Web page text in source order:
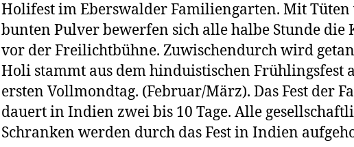
Holifest im Eberswalder Familiengarten. Mit
bunten Pulver bewerfen sich alle halbe Stunde die
vor der Freilichtbühne. Zuwischendurch wird
Holi stammt aus dem hinduistischen Frühlingsfest
ersten Vollmondtag. (Februar/März). Das Fest der
dauert in Indien zwei bis 10 Tage. Alle
Schranken werden durch das Fest in Indien